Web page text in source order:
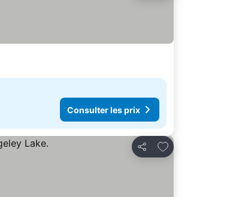
Consulter les prix
Partager
Ajouter à mes favoris